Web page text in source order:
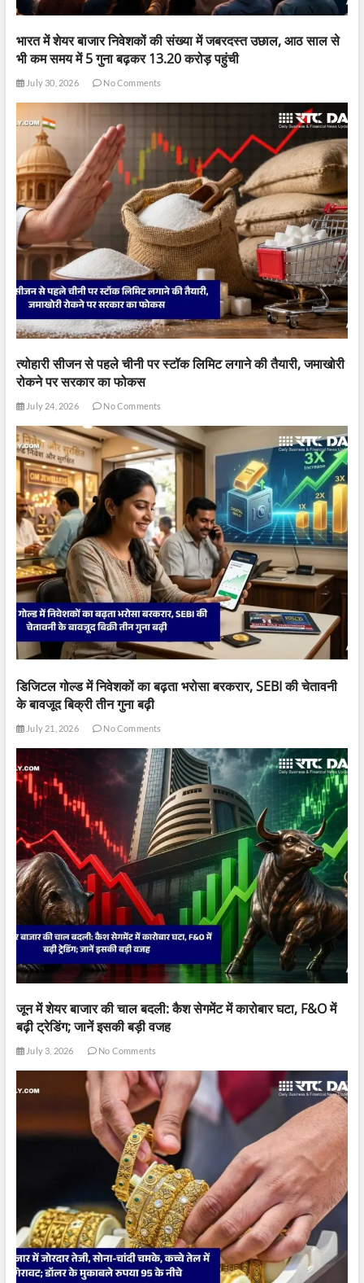
भारत में शेयर बाजार निवेशकों की संख्या में जबरदस्त उछाल, आठ साल से
भी कम समय में 5 गुना बढ़कर 13.20 करोड़ पहुंची
July 30, 2026 No Comments
त्योहारी सीजन से पहले चीनी पर स्टॉक लिमिट लगाने की तैयारी, जमाखोरी
रोकने पर सरकार का फोकस
July 24, 2026 No Comments
डिजिटल गोल्ड में निवेशकों का बढ़ता भरोसा बरकरार, SEBI की चेतावनी
के बावजूद बिक्री तीन गुना बढ़ी
July 21, 2026 No Comments
जून में शेयर बाजार की चाल बदली: कैश सेगमेंट में कारोबार घटा, F&O में
बढ़ी ट्रेडिंग; जानें इसकी बड़ी वजह
July 3, 2026 No Comments